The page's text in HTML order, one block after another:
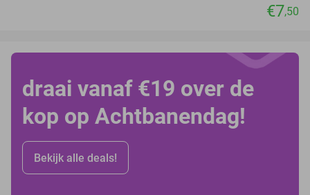
€7,50
draai vanaf €19 over de
kop op Achtbanendag!
Bekijk alle deals!